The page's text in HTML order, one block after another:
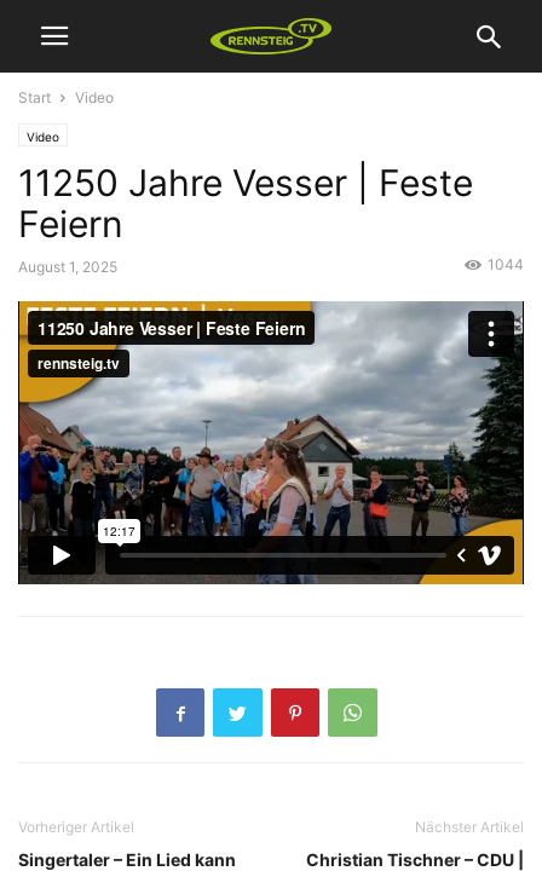
Start Video
Video
11250 Jahre Vesser | Feste
Feiern
August 1, 2025 1044
Vorheriger Artikel
Singertaler – Ein Lied kann
Nächster Artikel
Christian Tischner – CDU |